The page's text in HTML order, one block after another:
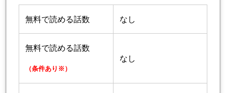
無料で読める話数 なし
無料で読める話数
（条件あり※）
なし